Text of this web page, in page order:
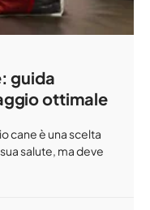
guida
ottimale
cane è una scelta
salute, ma deve